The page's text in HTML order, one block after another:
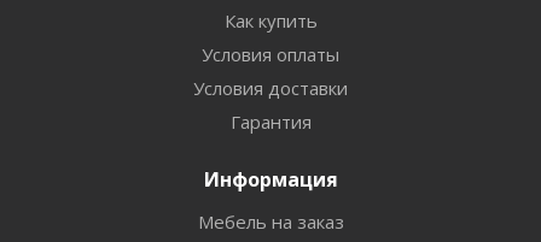
Как купить
Условия оплаты
Условия доставки
Гарантия
Информация
Мебель на заказ